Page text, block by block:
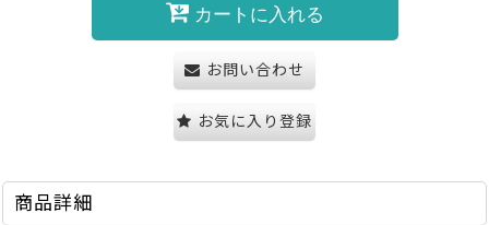
カートに入れる
お問い合わせ
お気に入り登録
商品詳細